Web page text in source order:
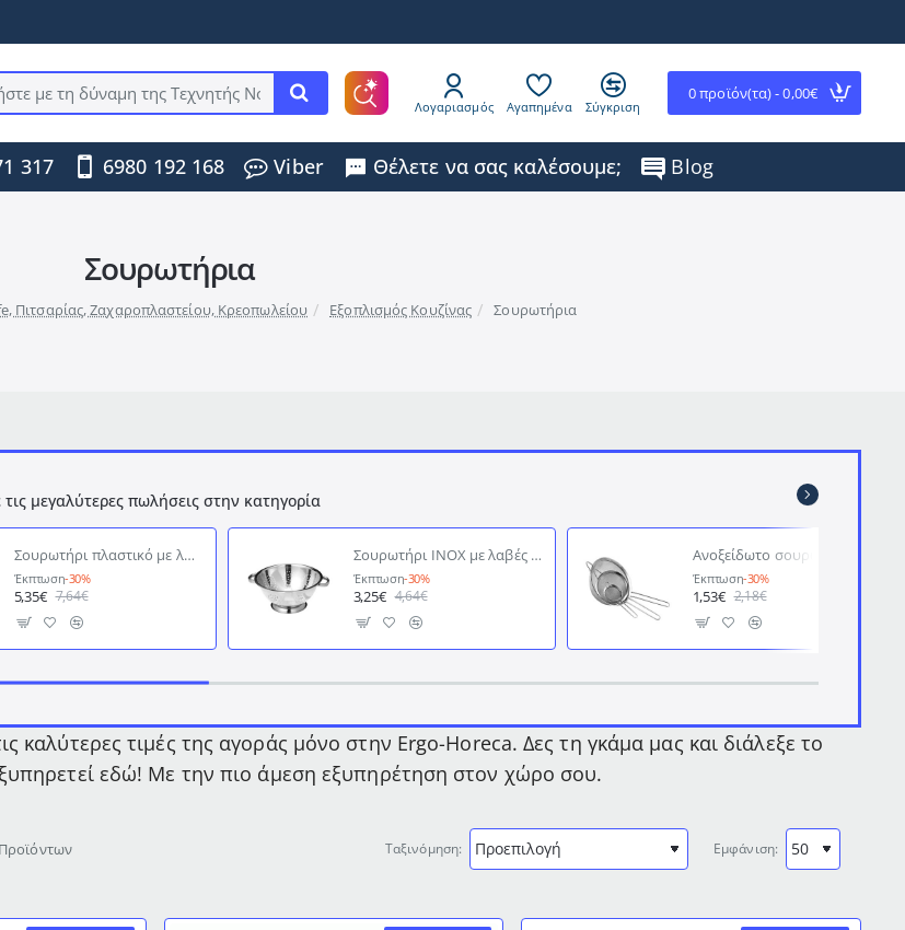
Λογαριασμός Αγαπημένα Σύγκριση
0 προϊόν(τα) - 0,00€
317 6980 192 168 Viber Θέλετε να σας καλέσουμε; Blog
Σουρωτήρια
Πιτσαρίας, Ζαχαροπλαστείου, Κρεοπωλείου Εξοπλισμός Κουζίνας Σουρωτήρια
μεγαλύτερες πωλήσεις στην κατηγορία
Σουρωτήρι πλαστικό με λαβές διαστάσεων Ø28x12,5hcm Ιταλίας
Έκπτωση-30%
5,35€ 7,64€
Σουρωτήρι ΙΝΟΧ με λαβές και διάμετρο Ø24cm
Έκπτωση-30%
3,25€ 4,64€
Έκπτωση-30%
1,53€ 2,18€
καλύτερες τιμές της αγοράς μόνο στην Ergo-Horeca. Δες τη γκάμα μας και διάλεξε το
εδώ! Με την πιο άμεση εξυπηρέτηση στον χώρο σου.
Ταξινόμηση: Εμφάνιση: